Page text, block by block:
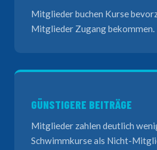
Mitglieder buchen Kurse
Mitglieder Zugang bekommen.
GÜNSTIGERE BEITRÄGE
Mitglieder zahlen deutlich
Schwimmkurse als Nicht-